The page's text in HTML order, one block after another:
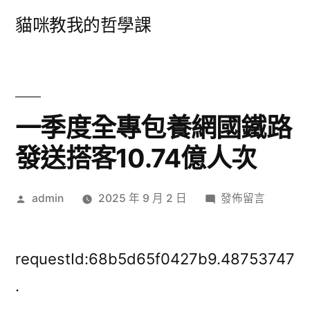
貓咪教我的哲學課
一季度全專包養網國鐵路
發送搭客10.74億人次
作
admin 2025 年 9 月 2 日
在
度
發佈留言
requestId:68b5d65f0427b9.48753747
.